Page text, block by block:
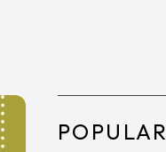
POPULAR